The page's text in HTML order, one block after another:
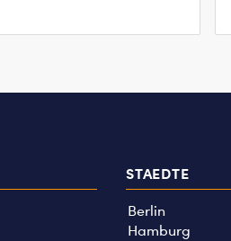
STAEDTE
Berlin
Hamburg